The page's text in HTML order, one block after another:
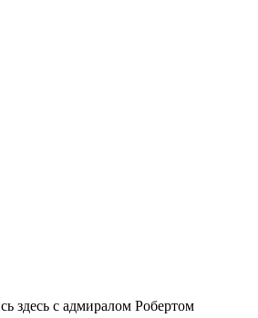
здесь с адмиралом Робертом